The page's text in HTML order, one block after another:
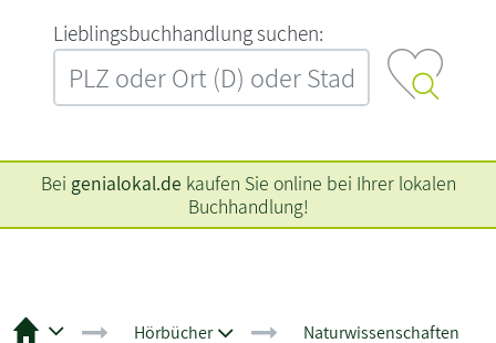
L‍i‍e‍b‍l‍i‍n‍g‍s‍b‍u‍c‍h‍h‍a‍n‍d‍l‍u‍n‍g‍ ‍s‍u‍c‍h‍e‍n‍:‍
Bei genialokal.de kaufen Sie online bei Ihrer lokalen
Buchhandlung!
Hörbücher Naturwissenschaften